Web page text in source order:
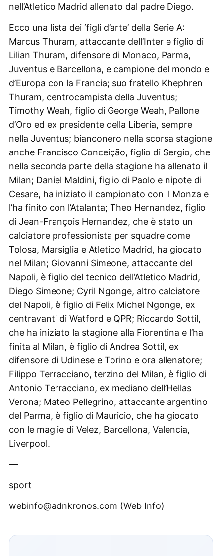
nell’Atletico Madrid allenato dal padre Diego.
Ecco una lista dei ‘figli d’arte’ della Serie A:
Marcus Thuram, attaccante dell’Inter e figlio di
Lilian Thuram, difensore di Monaco, Parma,
Juventus e Barcellona, e campione del mondo e
d’Europa con la Francia; suo fratello Khephren
Thuram, centrocampista della Juventus;
Timothy Weah, figlio di George Weah, Pallone
d’Oro ed ex presidente della Liberia, sempre
nella Juventus; bianconero nella scorsa stagione
anche Francisco Conceição, figlio di Sergio, che
nella seconda parte della stagione ha allenato il
Milan; Daniel Maldini, figlio di Paolo e nipote di
Cesare, ha iniziato il campionato con il Monza e
l’ha finito con l’Atalanta; Theo Hernandez, figlio
di Jean-François Hernandez, che è stato un
calciatore professionista per squadre come
Tolosa, Marsiglia e Atletico Madrid, ha giocato
nel Milan; Giovanni Simeone, attaccante del
Napoli, è figlio del tecnico dell’Atletico Madrid,
Diego Simeone; Cyril Ngonge, altro calciatore
del Napoli, è figlio di Felix Michel Ngonge, ex
centravanti di Watford e QPR; Riccardo Sottil,
che ha iniziato la stagione alla Fiorentina e l’ha
finita al Milan, è figlio di Andrea Sottil, ex
difensore di Udinese e Torino e ora allenatore;
Filippo Terracciano, terzino del Milan, è figlio di
Antonio Terracciano, ex mediano dell’Hellas
Verona; Mateo Pellegrino, attaccante argentino
del Parma, è figlio di Mauricio, che ha giocato
con le maglie di Velez, Barcellona, Valencia,
Liverpool.
—
sport
webinfo@adnkronos.com (Web Info)